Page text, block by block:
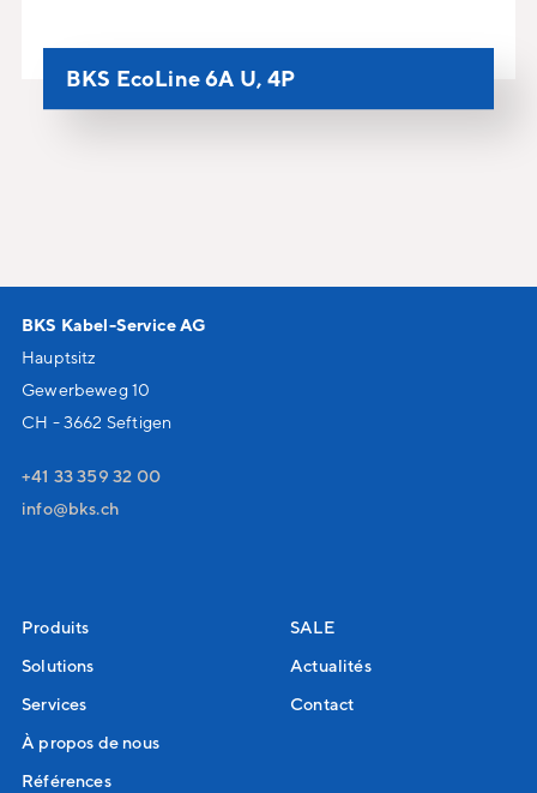
BKS EcoLine 6A U, 4P
BKS Kabel-Service AG
Hauptsitz
Gewerbeweg 10
CH - 3662 Seftigen
+41 33 359 32 00
nf
bks ch
Produits
Solutions
Services
À propos de nous
Références
SALE
Actualités
Contact